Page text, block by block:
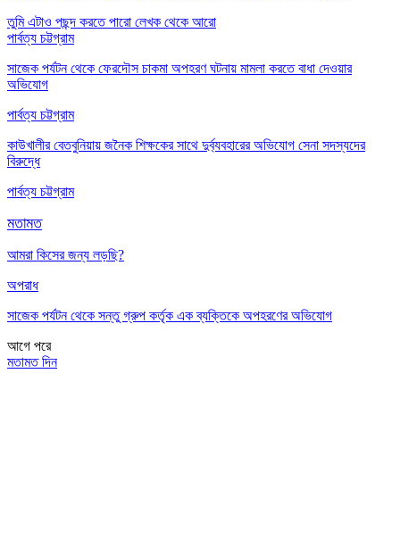
তুমি এটাও পছন্দ করতে পারো লেখক থেকে আরো
পার্বত্য চট্টগ্রাম
সাজেক পর্যটন থেকে ফেরদৌস চাকমা অপহরণ ঘটনায় মামলা করতে বাধা দেওয়ার
অভিযোগ
পার্বত্য চট্টগ্রাম
কাউখালীর বেতবুনিয়ায় জনৈক শিক্ষকের সাথে দুর্ব্যবহারের অভিযোগ সেনা সদস্যদের
বিরুদ্ধে
পার্বত্য চট্টগ্রাম
মতামত
আমরা কিসের জন্য লড়ছি?
অপরাধ
সাজেক পর্যটন থেকে সন্তু গ্রুপ কর্তৃক এক ব্যক্তিকে অপহরণের অভিযোগ
আগে পরে
মতামত দিন